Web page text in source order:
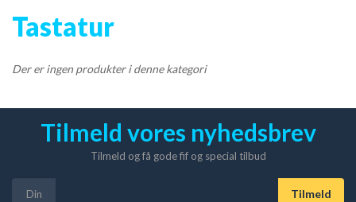
OPLADER
Tastatur
Der er ingen produkter i denne kategori
Tilmeld vores nyhedsbrev
Tilmeld og få gode fif og special tilbud